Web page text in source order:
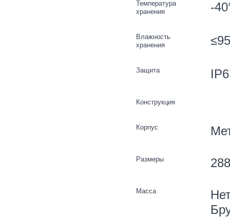
Температура
хранения
-
Влажность
хранения
Защита
Конструкция
Корпус
Размеры
Масса